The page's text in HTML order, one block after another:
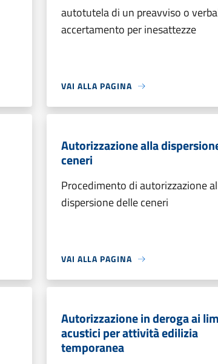
autotutela di un preavviso o
accertamento per inesattezze
VAI ALLA PAGINA
Autorizzazione alla
ceneri
Procedimento di autorizzazione
dispersione delle ceneri
VAI ALLA PAGINA
Autorizzazione in deroga ai
acustici per attività edilizia
temporanea